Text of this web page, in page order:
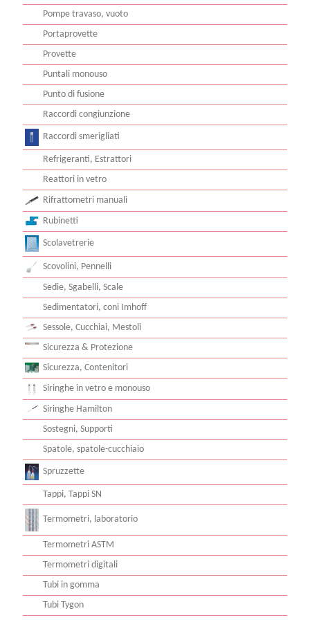
Pipette semiAutomatiche
Pompe travaso, vuoto
Portaprovette
Provette
Puntali monouso
Punto di fusione
Raccordi congiunzione
Refrigeranti, Estrattori
Reattori in vetro
Rifrattometri manuali
Rubinetti
Scovolini, Pennelli
Sedie, Sgabelli, Scale
Sedimentatori, coni Imhoff
Sessole, Cucchiai, Mestoli
Sicurezza & Protezione
Sicurezza, Contenitori
Siringhe in vetro e monouso
Siringhe Hamilton
Sostegni, Supporti
Spatole, spatole-cucchiaio
Tappi, Tappi SN
Termometri ASTM
Termometri digitali
Tubi in gomma
Tubi Tygon